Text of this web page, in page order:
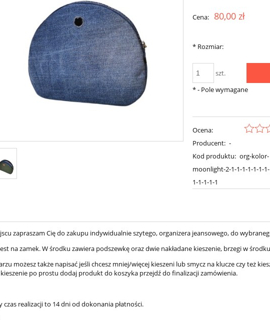
Cena: 80,00 zł
* Rozmiar:
szt.
*- Pole wymagane
Ocena:
Producent: -
Kod produktu: org-kolor-
moonlight-2-1-1-1-1-1-1-
1-1-1-1-1
zapraszam Cię do zakupu indywidualnie szytego, organizera jeansowego, do
na zamek. W środku zawiera podszewkę oraz dwie nakładane kieszenie, brzegi w
możesz także napisać jeśli chcesz mniej/więcej kieszeni lub smycz na klucze czy też
kieszenie po prostu dodaj produkt do koszyka przejdź do finalizacji zamówienia.
czas realizacji to 14 dni od dokonania płatności.